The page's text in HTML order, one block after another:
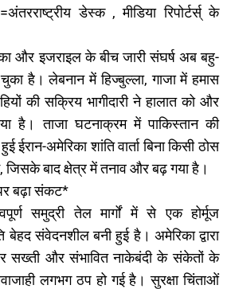
डेस्क , मीडिया रिपोर्टर्स् के
और इजराइल के बीच जारी संघर्ष अब बहु-
है। लेबनान में हिज्बुल्ला, गाजा में हमास
की सक्रिय भागीदारी ने हालात को और
है। ताजा घटनाक्रम में पाकिस्तान की
ईरान-अमेरिका शांति वार्ता बिना किसी ठोस
जिसके बाद क्षेत्र में तनाव और बढ़ गया है।
बढ़ा संकट*
समुद्री तेल मार्गों में से एक होर्मूज
संवेदनशील बनी हुई है। अमेरिका द्वारा
सख्ती और संभावित नाकेबंदी के संकेतों के
लगभग ठप हो गई है। सुरक्षा चिंताओं